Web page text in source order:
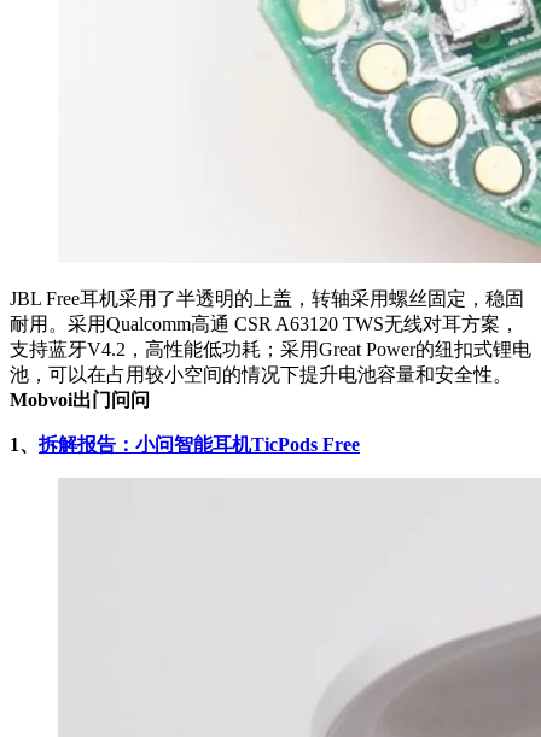
JBL Free耳机采用了半透明的上盖，转轴采用螺丝固定，稳固
耐用。采用Qualcomm高通 CSR A63120 TWS无线对耳方案，
支持蓝牙V4.2，高性能低功耗；采用Great Power的纽扣式锂电
池，可以在占用较小空间的情况下提升电池容量和安全性。
Mobvoi出门问问
1、 拆解报告：小问智能耳机TicPods Free